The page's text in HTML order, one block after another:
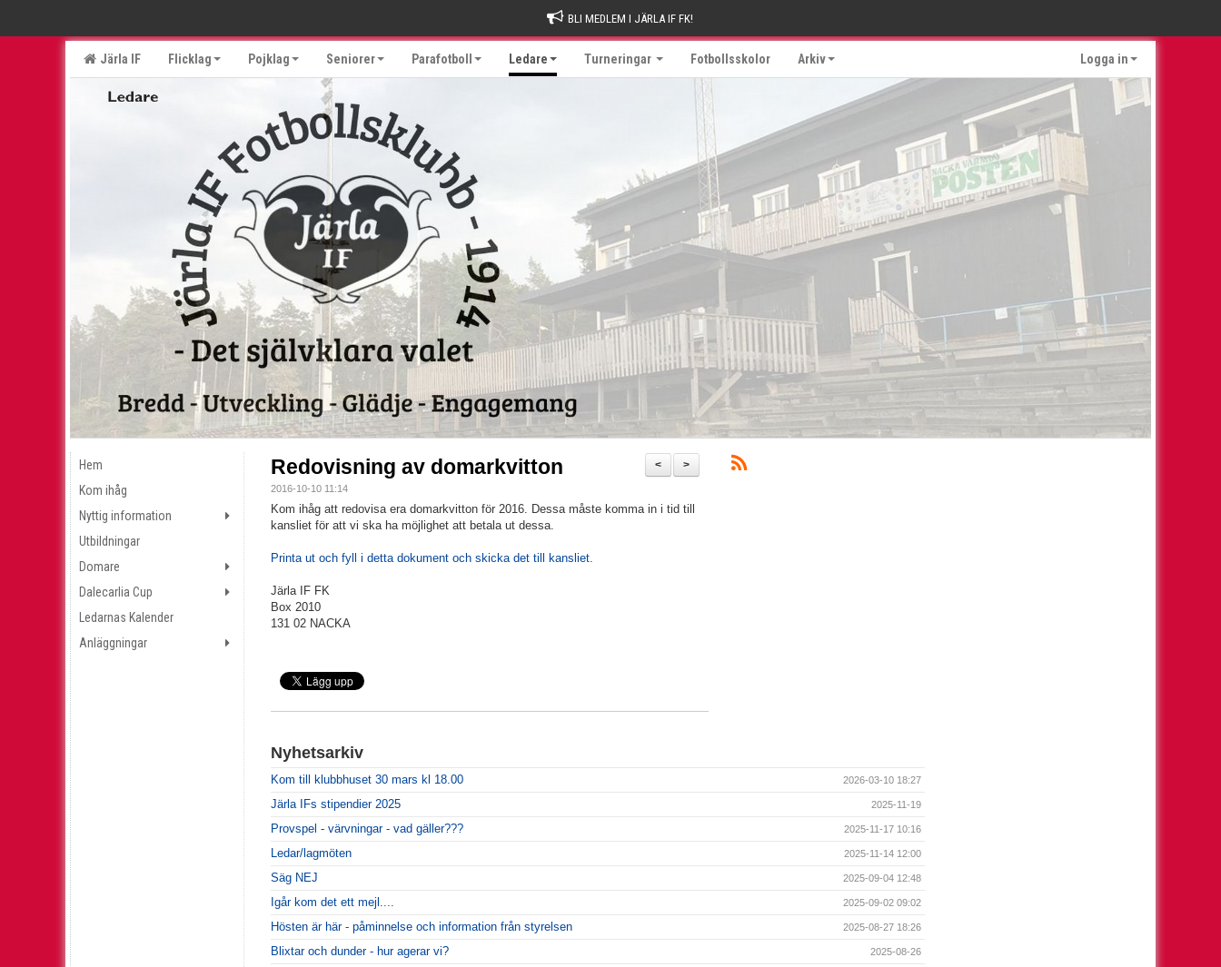
BLI MEDLEM I JÄRLA IF FK!
Järla IF Flicklag Pojklag Seniorer Parafotboll Ledare Turneringar Fotbollsskolor Arkiv Logga in
Hem
Kom ihåg
Nyttig information
Utbildningar
Domare
Dalecarlia Cup
Ledarnas Kalender
Anläggningar
>
<
Redovisning av domarkvitton
2016-10-10 11:14
Kom ihåg att redovisa era domarkvitton för 2016. Dessa måste komma in i tid till
kansliet för att vi ska ha möjlighet att betala ut dessa.
Printa ut och fyll i detta dokument och skicka det till kansliet.
Järla IF FK
Box 2010
131 02 NACKA
Nyhetsarkiv
Kom till klubbhuset 30 mars kl 18.00 2026-03-10 18:27
Järla IFs stipendier 2025 2025-11-19
Provspel - värvningar - vad gäller??? 2025-11-17 10:16
Ledar/lagmöten 2025-11-14 12:00
Säg NEJ 2025-09-04 12:48
Igår kom det ett mejl.... 2025-09-02 09:02
Hösten är här - påminnelse och information från styrelsen 2025-08-27 18:26
Blixtar och dunder - hur agerar vi? 2025-08-26